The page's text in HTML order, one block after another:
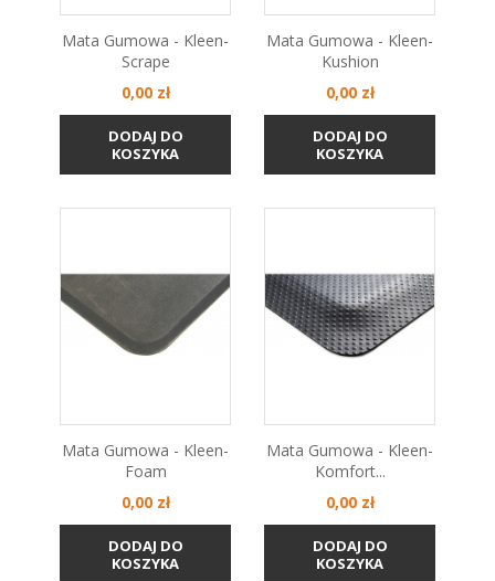
Mata Gumowa - Kleen-
Scrape
Cena
0,00 zł
DODAJ DO
KOSZYKA
Mata Gumowa - Kleen-
Kushion
Cena
0,00 zł
DODAJ DO
KOSZYKA
Mata Gumowa - Kleen-
Foam
Cena
0,00 zł
DODAJ DO
KOSZYKA
Mata Gumowa - Kleen-
Komfort...
Cena
0,00 zł
DODAJ DO
KOSZYKA